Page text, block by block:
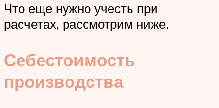
Что еще нужно учесть при
расчетах, рассмотрим ниже.
Себестоимость
производства